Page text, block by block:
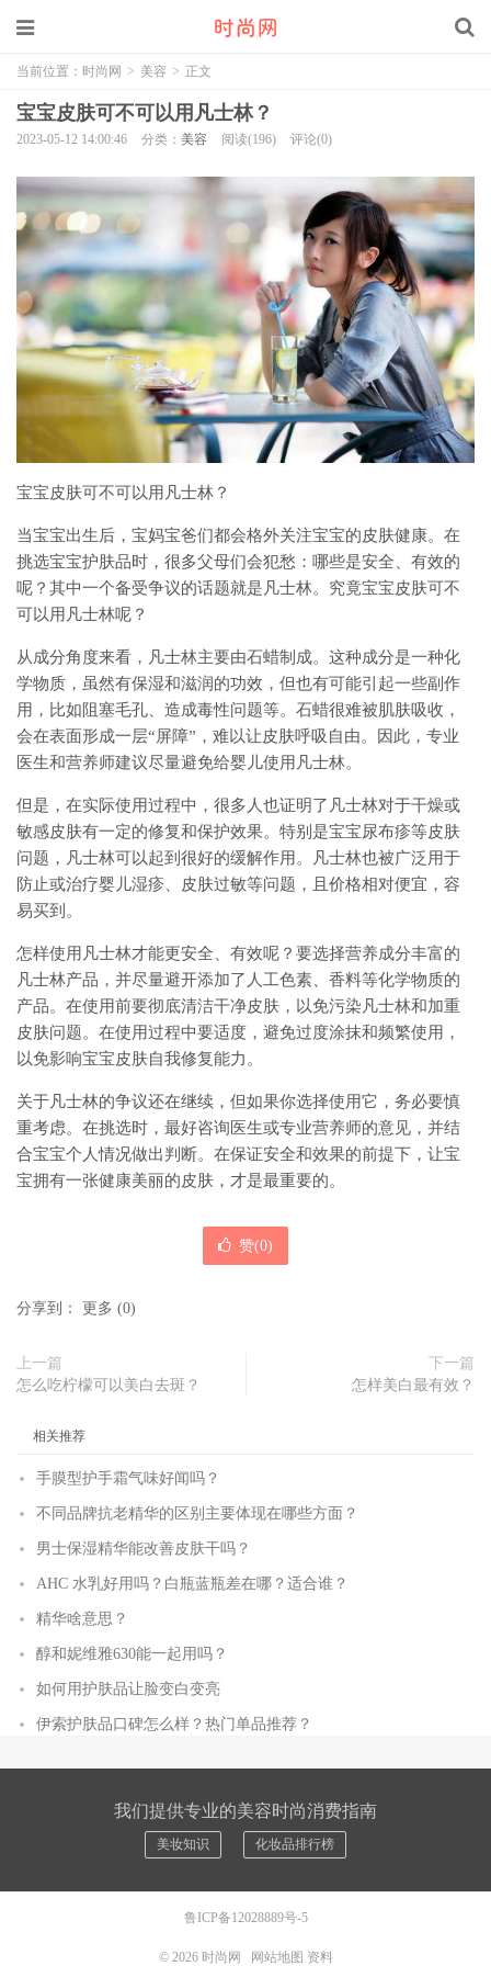
当前位置： 时尚网 > 美容 > 正文
宝宝皮肤可不可以用凡士林？
2023-05-12 14:00:46 分类： 美容 阅读(196) 评论(0)
宝宝皮肤可不可以用凡士林？
当宝宝出生后，宝妈宝爸们都会格外关注宝宝的皮肤健康。在
挑选宝宝护肤品时，很多父母们会犯愁：哪些是安全、有效的
呢？其中一个备受争议的话题就是凡士林。究竟宝宝皮肤可不
可以用凡士林呢？
从成分角度来看，凡士林主要由石蜡制成。这种成分是一种化
学物质，虽然有保湿和滋润的功效，但也有可能引起一些副作
用，比如阻塞毛孔、造成毒性问题等。石蜡很难被肌肤吸收，
会在表面形成一层“屏障”，难以让皮肤呼吸自由。因此，专业
医生和营养师建议尽量避免给婴儿使用凡士林。
但是，在实际使用过程中，很多人也证明了凡士林对于干燥或
敏感皮肤有一定的修复和保护效果。特别是宝宝尿布疹等皮肤
问题，凡士林可以起到很好的缓解作用。凡士林也被广泛用于
防止或治疗婴儿湿疹、皮肤过敏等问题，且价格相对便宜，容
易买到。
怎样使用凡士林才能更安全、有效呢？要选择营养成分丰富的
凡士林产品，并尽量避开添加了人工色素、香料等化学物质的
产品。在使用前要彻底清洁干净皮肤，以免污染凡士林和加重
皮肤问题。在使用过程中要适度，避免过度涂抹和频繁使用，
以免影响宝宝皮肤自我修复能力。
关于凡士林的争议还在继续，但如果你选择使用它，务必要慎
重考虑。在挑选时，最好咨询医生或专业营养师的意见，并结
合宝宝个人情况做出判断。在保证安全和效果的前提下，让宝
宝拥有一张健康美丽的皮肤，才是最重要的。
赞(0)
分享到： 更多 (0)
上一篇
怎么吃柠檬可以美白去斑？
下一篇
怎样美白最有效？
相关推荐
手膜型护手霜气味好闻吗？
不同品牌抗老精华的区别主要体现在哪些方面？
男士保湿精华能改善皮肤干吗？
AHC 水乳好用吗？白瓶蓝瓶差在哪？适合谁？
精华啥意思？
醇和妮维雅630能一起用吗？
如何用护肤品让脸变白变亮
伊索护肤品口碑怎么样？热门单品推荐？
我们提供专业的美容时尚消费指南
美妆知识 化妆品排行榜
鲁ICP备12028889号-5
© 2026 时尚网 网站地图 资料